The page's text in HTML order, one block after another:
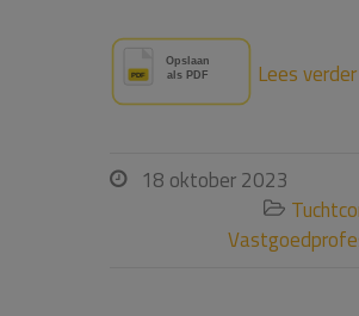
Lees verder
 18 oktober 2023
